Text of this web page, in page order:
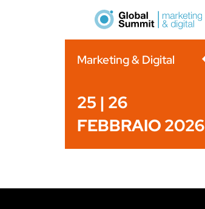
Marketing & Digital
25 | 26
FEBBRAIO 2026